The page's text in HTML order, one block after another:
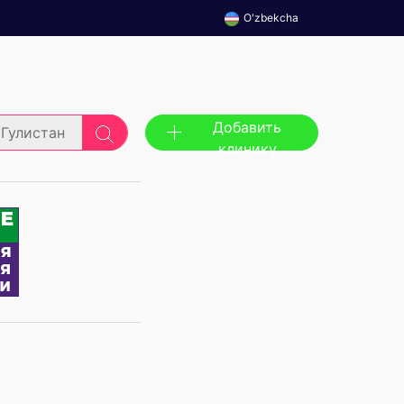
O'zbekcha
Гулистан
Добавить
клинику